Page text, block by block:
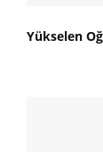
Yükselen